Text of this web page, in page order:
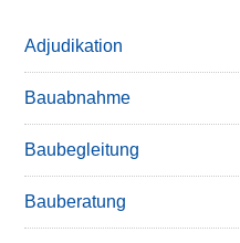
Adjudikation
Bauabnahme
Baubegleitung
Bauberatung